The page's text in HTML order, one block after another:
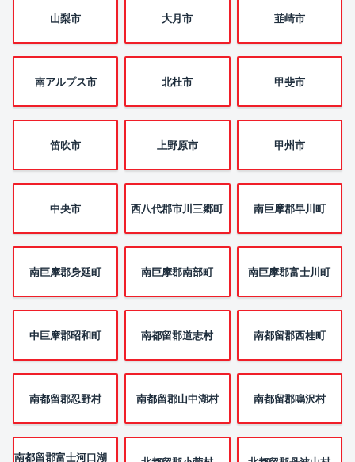
山梨市 大月市 韮崎市
南アルプス市 北杜市 甲斐市
笛吹市 上野原市 甲州市
中央市 西八代郡市川三郷町 南巨摩郡早川町
南巨摩郡身延町 南巨摩郡南部町 南巨摩郡富士川町
中巨摩郡昭和町 南都留郡道志村 南都留郡西桂町
南都留郡忍野村 南都留郡山中湖村 南都留郡鳴沢村
南都留郡富士河口湖